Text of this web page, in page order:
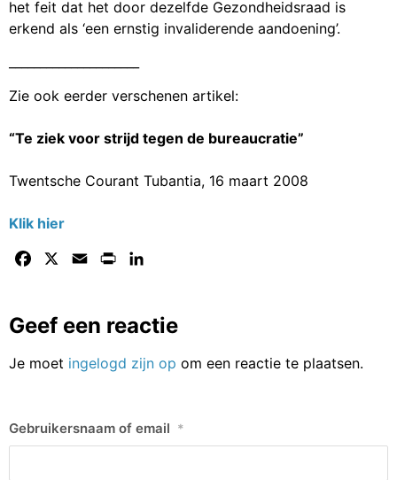
het feit dat het door dezelfde Gezondheidsraad is
erkend als ‘een ernstig invaliderende aandoening’.
Zie ook eerder verschenen artikel:
“Te ziek voor strijd tegen de bureaucratie”
Twentsche Courant Tubantia, 16 maart 2008
Klik hier
Facebook Email Print
Geef een reactie
Je moet ingelogd zijn op om een reactie te plaatsen.
Gebruikersnaam of email *